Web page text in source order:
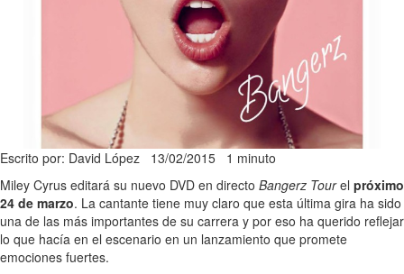
Escrito por: David López 13/02/2015 1 minuto
Miley Cyrus editará su nuevo DVD en directo Bangerz Tourel próximo
24 de marzo. La cantante tiene muy claro que esta última gira ha sido
una de las más importantes de su carrera y por eso ha querido reflejar
lo que hacía en el escenario en un lanzamiento que promete
emociones fuertes.